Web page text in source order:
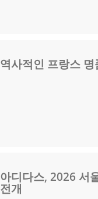
역사적인 프랑스
아디다스, 2026 서
전개